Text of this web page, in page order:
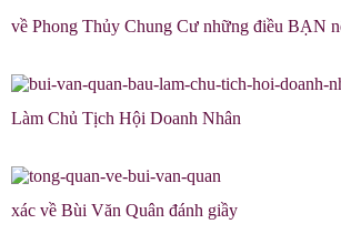
về Phong Thủy Chung Cư những điều BẠN
Làm Chủ Tịch Hội Doanh Nhân
xác về Bùi Văn Quân đánh giầy